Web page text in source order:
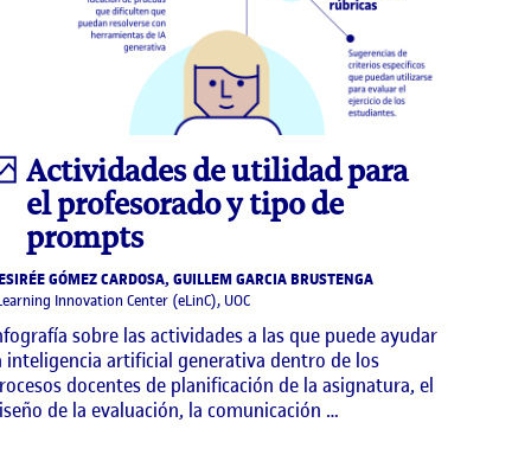
Actividades de utilidad para
el profesorado y tipo de
prompts
GÓMEZ CARDOSA, GUILLEM GARCIA BRUSTENGA
Innovation Center (eLinC), UOC
sobre las actividades a las que puede ayudar
inteligencia artificial generativa dentro de los
docentes de planificación de la asignatura, el
de la evaluación, la comunicación …